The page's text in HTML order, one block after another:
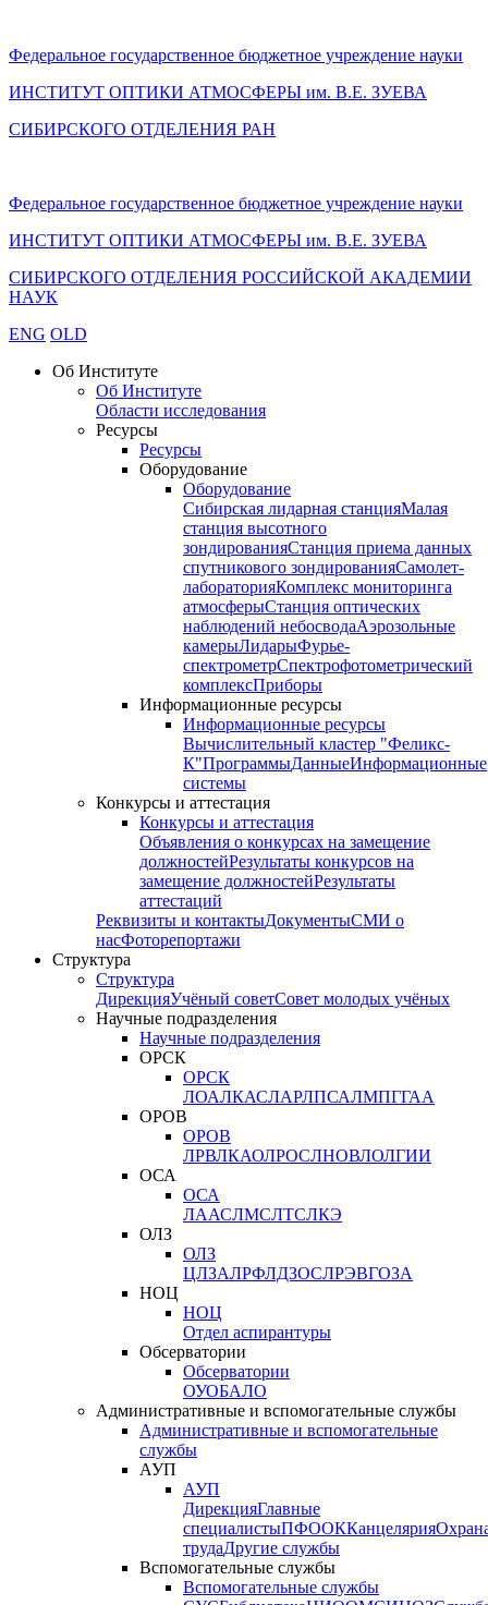
Федеральное государственное бюджетное учреждение науки
ИНСТИТУТ ОПТИКИ АТМОСФЕРЫ им. В.Е. ЗУЕВА
СИБИРСКОГО ОТДЕЛЕНИЯ РАН
Федеральное государственное бюджетное учреждение науки
ИНСТИТУТ ОПТИКИ АТМОСФЕРЫ им. В.Е. ЗУЕВА
СИБИРСКОГО ОТДЕЛЕНИЯ РОССИЙСКОЙ АКАДЕМИИ
НАУК
ENG OLD
Об Институте
Об Институте
Области исследования
Ресурсы
Ресурсы
Оборудование
Оборудование
Сибирская лидарная станцияМалая
станция высотного
зондированияСтанция приема данных
спутникового зондированияСамолет-
лабораторияКомплекс мониторинга
атмосферыСтанция оптических
наблюдений небосводаАэрозольные
камерыЛидарыФурье-
спектрометрСпектрофотометрический
комплексПриборы
Информационные ресурсы
Информационные ресурсы
Вычислительный кластер "Феликс-
К"ПрограммыДанныеИнформационные
системы
Конкурсы и аттестация
Конкурсы и аттестация
Объявления о конкурсах на замещение
должностейРезультаты конкурсов на
замещение должностейРезультаты
аттестаций
Реквизиты и контактыДокументыСМИ о
насФоторепортажи
Структура
Структура
ДирекцияУчёный советСовет молодых учёных
Научные подразделения
Научные подразделения
ОРСК
ОРСК
ЛОАЛКАСЛАРЛПСАЛМПГГАА
ОРОВ
ОРОВ
ЛРВЛКАОЛРОСЛНОВЛОЛГИИ
ОСА
ОСА
ЛААСЛМСЛТСЛКЭ
ОЛЗ
ОЛЗ
ЦЛЗАЛРФЛДЗОСЛРЭВГОЗА
НОЦ
НОЦ
Отдел аспирантуры
Обсерватории
Обсерватории
ОУОБАЛО
Административные и вспомогательные службы
Административные и вспомогательные
службы
АУП
АУП
ДирекцияГлавные
специалистыПФООККанцелярия
трудаДругие службы
Вспомогательные службы
Вспомогательные службы